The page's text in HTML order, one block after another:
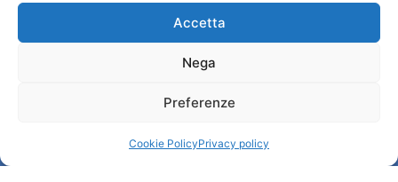
Accetta
Nega
Preferenze
Cookie PolicyPrivacy policy
Informazioni